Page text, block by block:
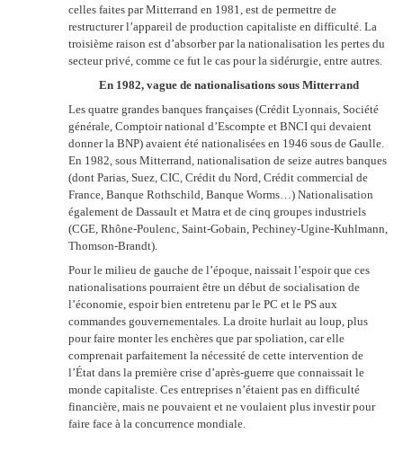
celles faites par Mitterrand en 1981, est de permettre de
restructurer l’appareil de production capitaliste en difficulté. La
troisième raison est d’absorber par la nationalisation les pertes du
secteur privé, comme ce fut le cas pour la sidérurgie, entre autres.
En 1982, vague de nationalisations sous Mitterrand
Les quatre grandes banques françaises (Crédit Lyonnais, Société
générale, Comptoir national d’Escompte et BNCI qui devaient
donner la BNP) avaient été nationalisées en 1946 sous de Gaulle.
En 1982, sous Mitterrand, nationalisation de seize autres banques
(dont Parias, Suez, CIC, Crédit du Nord, Crédit commercial de
France, Banque Rothschild, Banque Worms…) Nationalisation
également de Dassault et Matra et de cinq groupes industriels
(CGE, Rhône-Poulenc, Saint-Gobain, Pechiney-Ugine-Kuhlmann,
Thomson-Brandt).
Pour le milieu de gauche de l’époque, naissait l’espoir que ces
nationalisations pourraient être un début de socialisation de
l’économie, espoir bien entretenu par le PC et le PS aux
commandes gouvernementales. La droite hurlait au loup, plus
pour faire monter les enchères que par spoliation, car elle
comprenait parfaitement la nécessité de cette intervention de
l’État dans la première crise d’après-guerre que connaissait le
monde capitaliste. Ces entreprises n’étaient pas en difficulté
financière, mais ne pouvaient et ne voulaient plus investir pour
faire face à la concurrence mondiale.